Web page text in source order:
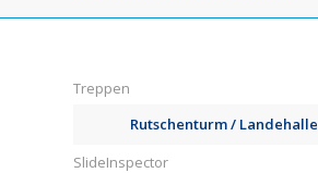
Treppen
Rutschenturm / Landehalle
SlideInspector